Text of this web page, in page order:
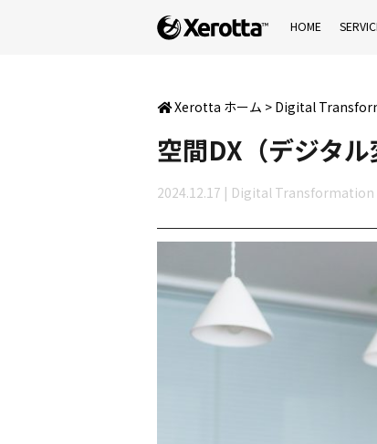
HOME
Xerotta ホーム > Digital
空間DX（デジタル
2024.12.17 | Digital Transformation